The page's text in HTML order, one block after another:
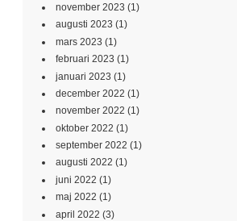
november 2023 (1)
augusti 2023 (1)
mars 2023 (1)
februari 2023 (1)
januari 2023 (1)
december 2022 (1)
november 2022 (1)
oktober 2022 (1)
september 2022 (1)
augusti 2022 (1)
juni 2022 (1)
maj 2022 (1)
april 2022 (3)